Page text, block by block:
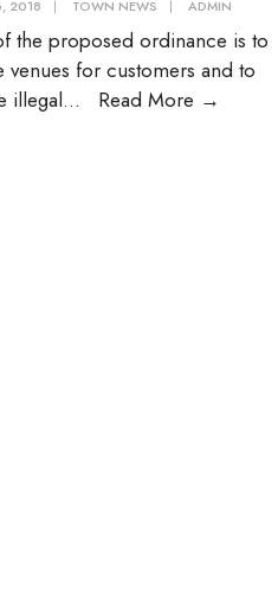
2018 | TOWN NEWS | ADMIN
the proposed ordinance is to
venues for customers and to
illegal... Read More →